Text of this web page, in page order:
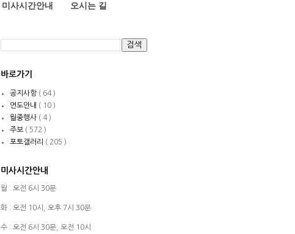
미사시간안내 오시는 길
바로가기
공지사항 ( 64 )
연도안내 ( 10 )
월중행사 ( 4 )
주보 ( 572 )
포토갤러리 ( 205 )
미사시간안내
월 : 오전 6시 30분
화 : 오전 10시, 오후 7시 30분
수 : 오전 6시 30분, 오전 10시